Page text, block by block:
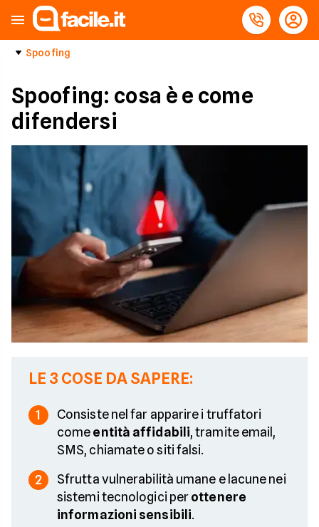
Spoofing
Spoofing: cosa è​ e come
difendersi
LE 3 COSE DA SAPERE:
1
Consiste nel far apparire i truffatori
comeentità affidabili, tramite email,
SMS, chiamate o siti falsi.
2
Sfrutta vulnerabilità umane e lacune nei
sistemi tecnologici perottenere
informazioni sensibili.